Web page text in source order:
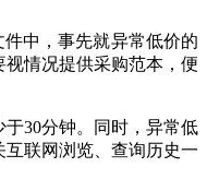
中，事先就异常低价的
情况提供采购范本，便
30分钟。同时，异常低
联网浏览、查询历史一